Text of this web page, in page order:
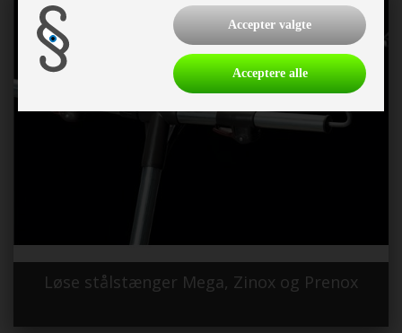
Løse stålstænger Mega, Zinox og Prenox
Accepter valgte
Acceptere alle